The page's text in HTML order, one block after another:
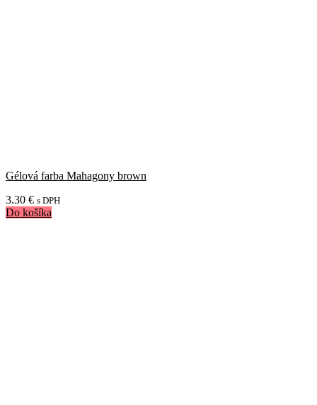
Gélová farba Mahagony brown
3.30 € s DPH
Do košíka